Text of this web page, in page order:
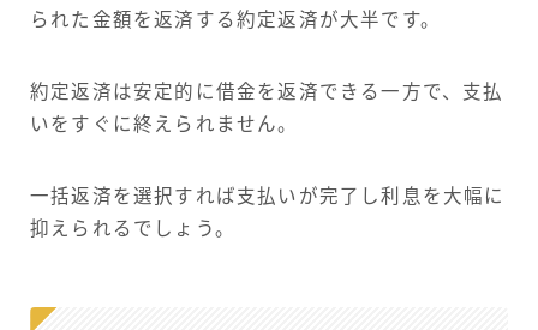
られた金額を返済する約定返済が大半です。
約定返済は安定的に借金を返済できる一方で、支払
いをすぐに終えられません。
一括返済を選択すれば支払いが完了し利息を大幅に
抑えられるでしょう。